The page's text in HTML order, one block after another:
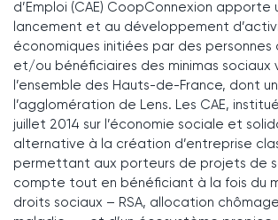
d’Emploi (CAE) CoopConnexion apporte
lancement et au développement
économiques initiées par des personnes
et/ou bénéficiaires des minimas sociaux
l’ensemble des Hauts-de-France, dont
l’agglomération de Lens. Les CAE,
juillet 2014 sur l’économie sociale et
alternative à la création d’entreprise
permettant aux porteurs de projets de
compte tout en bénéficiant à la fois du
droits sociaux – RSA, allocation